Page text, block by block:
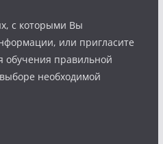
с которыми Вы
или пригласите
обучения правильной
необходимой